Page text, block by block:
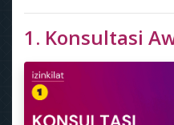
1. Konsultasi